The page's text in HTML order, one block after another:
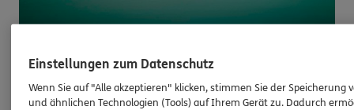
Gut absichern & doppelt gewinnen
Sichern Sie sich mit Ihrem Online-Abschluss bei
Einstellungen zum Datenschutz
Wenn Sie auf "Alle akzeptieren" klicken, stimmen Sie der Speicherung
und ähnlichen Technologien (Tools) auf Ihrem Gerät zu. Dadurch